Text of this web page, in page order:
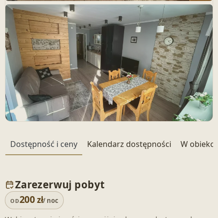
Dostępność i ceny Kalendarz dostępności W
Zarezerwuj pobyt
OD200zł/ noc